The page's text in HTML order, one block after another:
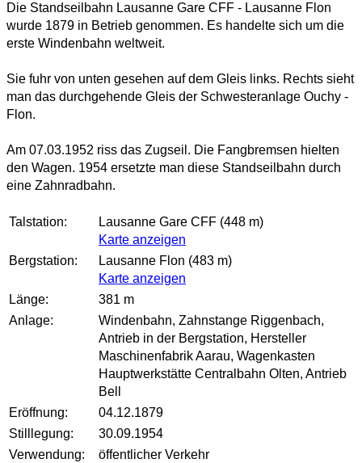
Die Standseilbahn Lausanne Gare CFF - Lausanne Flon
wurde 1879 in Betrieb genommen. Es handelte sich um die
erste Windenbahn weltweit.
Sie fuhr von unten gesehen auf dem Gleis links. Rechts sieht
man das durchgehende Gleis der Schwesteranlage Ouchy -
Flon.
Am 07.03.1952 riss das Zugseil. Die Fangbremsen hielten
den Wagen. 1954 ersetzte man diese Standseilbahn durch
eine Zahnradbahn.
Talstation:
Lausanne Gare CFF (448 m)
Karte anzeigen
Bergstation:
Lausanne Flon (483 m)
Karte anzeigen
Länge:
381 m
Anlage:
Windenbahn, Zahnstange Riggenbach,
Antrieb in der Bergstation, Hersteller
Maschinenfabrik Aarau, Wagenkasten
Hauptwerkstätte Centralbahn Olten, Antrieb
Bell
Eröffnung:
04.12.1879
Stilllegung:
30.09.1954
Verwendung:
öffentlicher Verkehr